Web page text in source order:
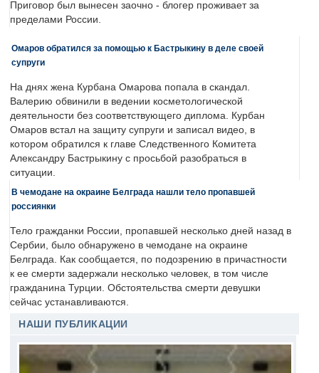
Приговор был вынесен заочно - блогер проживает за
пределами России.
Омаров обратился за помощью к Бастрыкину в деле своей
супруги
На днях жена Курбана Омарова попала в скандал.
Валерию обвинили в ведении косметологической
деятельности без соответствующего диплома. Курбан
Омаров встал на защиту супруги и записал видео, в
котором обратился к главе Следственного Комитета
Александру Бастрыкину с просьбой разобраться в
ситуации.
В чемодане на окраине Белграда нашли тело пропавшей
россиянки
Тело гражданки России, пропавшей несколько дней назад в
Сербии, было обнаружено в чемодане на окраине
Белграда. Как сообщается, по подозрению в причастности
к ее смерти задержали несколько человек, в том числе
гражданина Турции. Обстоятельства смерти девушки
сейчас устанавливаются.
НАШИ ПУБЛИКАЦИИ